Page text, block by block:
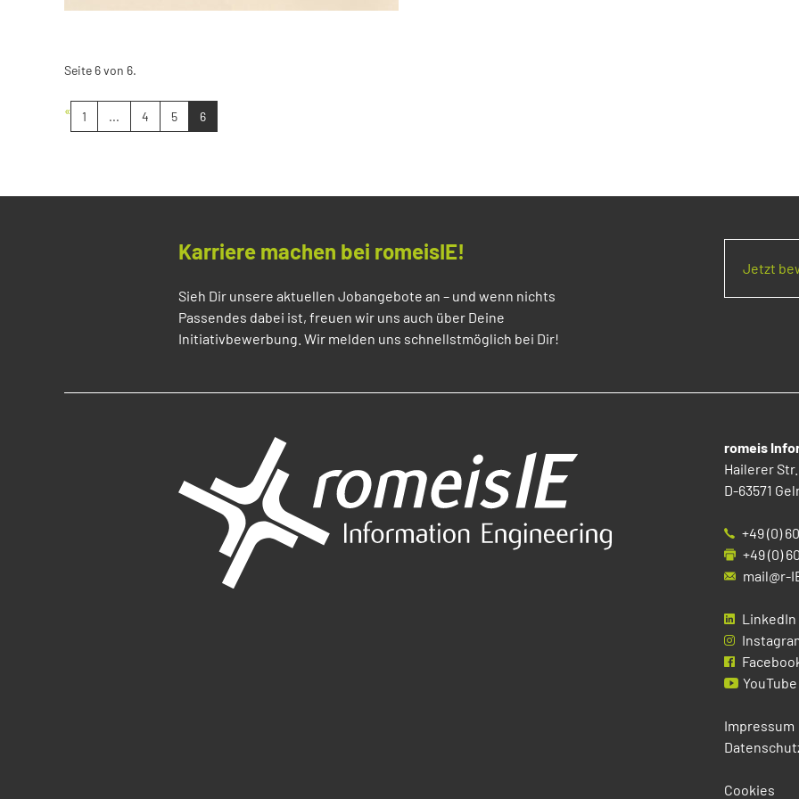
Seite 6 von 6.
« 1 ... 4 5 6
Karriere machen bei romeisIE!
Sieh Dir unsere aktuellen Jobangebote an – und wenn nichts
Passendes dabei ist, freuen wir uns auch über Deine
Initiativbewerbung. Wir melden uns schnellstmöglich bei Dir!
Jetzt
romeis
Hailerer Str.
D-63571
+49 (0)
+49 (0)
mail@r-
LinkedIn
YouTube
Impressum
Cookies